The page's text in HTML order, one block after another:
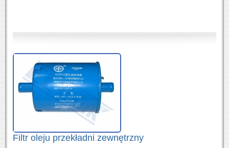
Filtr oleju przekładni zewnętrzny